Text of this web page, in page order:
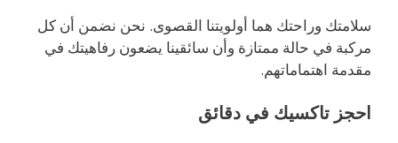
سلامتك وراحتك هما أولويتنا القصوى. نحن نضمن أن كل
مركبة في حالة ممتازة وأن سائقينا يضعون رفاهيتك في
مقدمة اهتماماتهم.
احجز تاكسيك في دقائق